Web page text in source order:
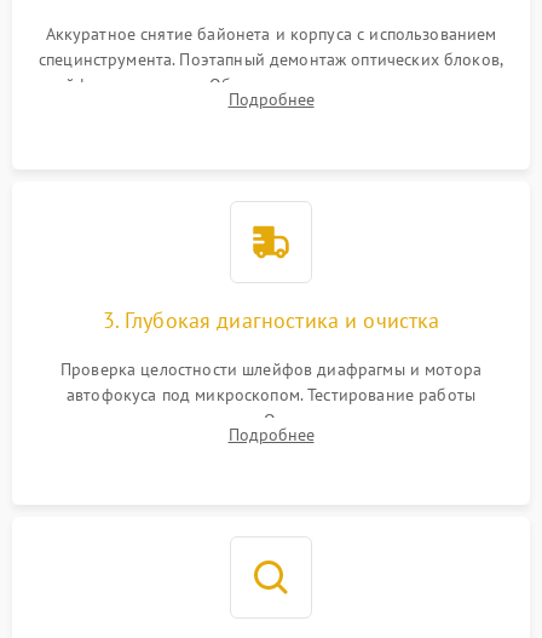
Аккуратное снятие байонета и корпуса с использованием
специнструмента. Поэтапный демонтаж оптических блоков,
шлейфов и приводов. Обязательная маркировка положения
линзовых групп для сохранения заводской центровки при
Подробнее
3. Глубокая диагностика и очистка
Проверка целостности шлейфов диафрагмы и мотора
автофокуса под микроскопом. Тестирование работы
электромагнитного привода. Очистка оптических элементов
от пыли, следов влаги и грибка спецрастворами без
Подробнее